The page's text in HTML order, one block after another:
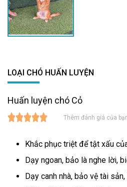
LOẠI CHÓ HUẤN LUYỆN
Huấn luyện chó Cỏ
Thêm đánh giá của
Khắc phục triệt để tật xấu
Dạy ngoan, bảo là nghe lời,
Dạy canh nhà, bảo vệ tài